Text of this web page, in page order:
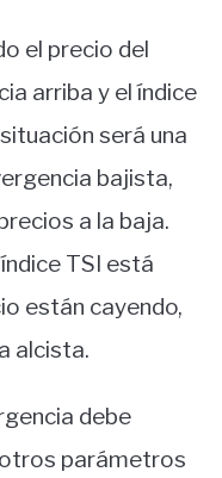
el precio del
arriba y el índice
será una
bajista,
a la baja.
TSI está
están cayendo,
alcista.
debe
parámetros